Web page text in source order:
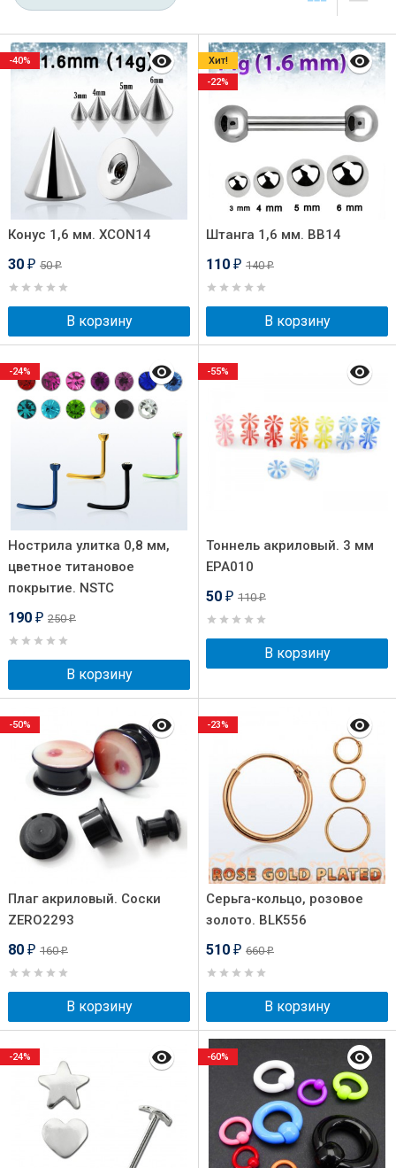
Конус 1,6 мм. XCON14
30 ₽ 50₽
В корзину
-40%
Штанга 1,6 мм. BB14
110 ₽ 140₽
В корзину
Хит!
-22%
Нострила улитка 0,8 мм,
цветное титановое
покрытие. NSTC
190 ₽ 250₽
В корзину
-24%
Тоннель акриловый. 3 мм
EPA010
50 ₽ 110₽
В корзину
-55%
Плаг акриловый. Соски
ZERO2293
80 ₽ 160₽
В корзину
-50%
Серьга-кольцо, розовое
золото. BLK556
510 ₽ 660₽
В корзину
-23%
-24% -60%